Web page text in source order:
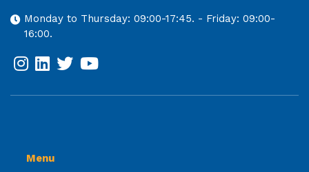
Monday to Thursday: 09:00-17:45. - Friday: 09:00-
16:00.
Menu